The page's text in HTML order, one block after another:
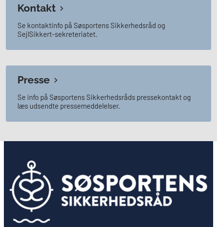
Kontakt
Se kontaktinfo på Søsportens Sikkerhedsråd og
SejlSikkert-sekreteriatet.
Presse
Se info på Søsportens Sikkerhedsråds pressekontakt og
læs udsendte pressemeddelelser.